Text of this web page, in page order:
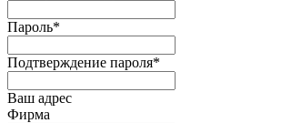
Пароль*
Подтверждение пароля*
Ваш адрес
Фирма